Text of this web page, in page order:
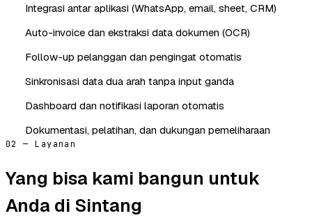
Integrasi antar aplikasi (WhatsApp, email, sheet, CRM)
Auto-invoice dan ekstraksi data dokumen (OCR)
Follow-up pelanggan dan pengingat otomatis
Sinkronisasi data dua arah tanpa input ganda
Dashboard dan notifikasi laporan otomatis
Dokumentasi, pelatihan, dan dukungan pemeliharaan
02 — Layanan
Yang bisa kami bangun untuk
Anda di Sintang